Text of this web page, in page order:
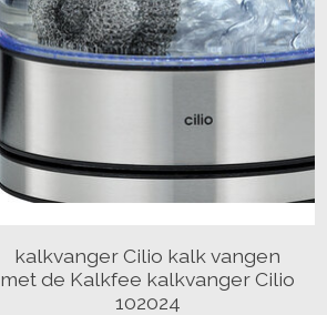
kalkvanger Cilio kalk vangen
met de Kalkfee kalkvanger Cilio
102024